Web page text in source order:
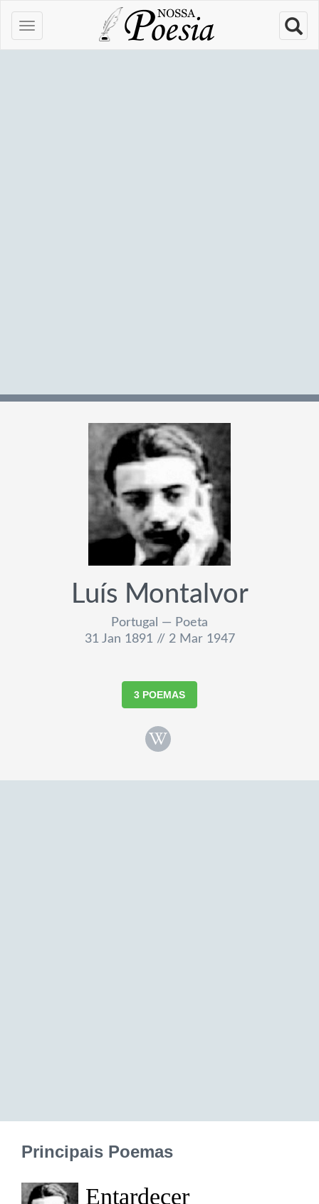
Luís Montalvor
Portugal — Poeta
31 Jan 1891 // 2 Mar 1947
3 POEMAS
Principais Poemas
Entardecer